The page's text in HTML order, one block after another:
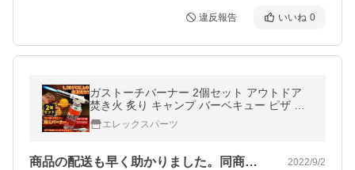
違反報告 いいね 0
ガストーチバーナー 2個セット アウトドア
焚き火 炙り キャンプ バーベキュー ピザ チ
ーズ 炙り 料理
エレックスパーツ
商品の配送も早く助かりました。同商品は… 2022/9/2